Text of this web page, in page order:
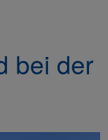
bei der